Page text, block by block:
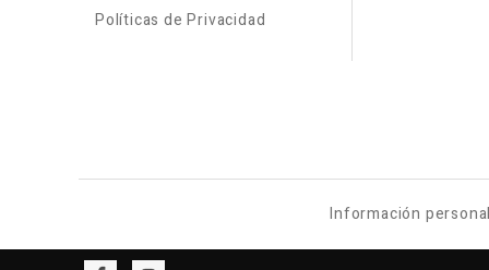
Políticas de Privacidad
Información